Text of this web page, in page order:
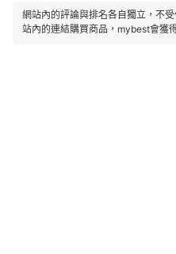
網站內的評論與排名各自獨立，不
站內的連結購買商品，mybest會獲